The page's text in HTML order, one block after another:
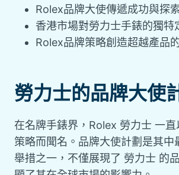
Rolex品牌大使傳遞成功與探
香港市場對勞力士手錶的獨特
Rolex品牌策略創造超越產品
勞力士的品牌大使
在名牌手錶界，Rolex 勞力士 一
策略而聞名。品牌大使計劃是其中
舉措之一，不僅展現了 勞力士 的